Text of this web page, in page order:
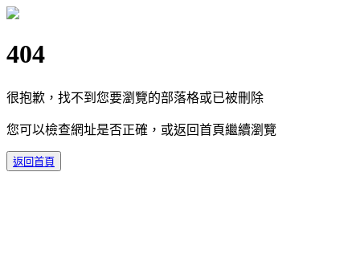
404
很抱歉，找不到您要瀏覽的部落格或已被刪除
您可以檢查網址是否正確，或返回首頁繼續瀏覽
返回首頁